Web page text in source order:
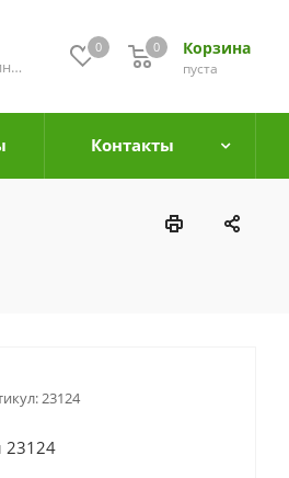
0 Корзина
0
пуста
0
Мой кабинет
Контакты
23124
23124